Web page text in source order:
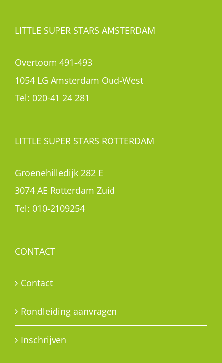
LITTLE SUPER STARS AMSTERDAM
Overtoom 491-493
1054 LG Amsterdam Oud-West
Tel: 020-41 24 281
LITTLE SUPER STARS ROTTERDAM
Groenehilledijk 282 E
3074 AE Rotterdam Zuid
Tel: 010-2109254
CONTACT
Contact
Rondleiding aanvragen
Inschrijven